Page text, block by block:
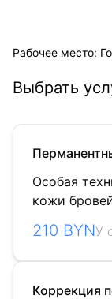
Рабочее место:
Выбрать
Особая
кожи
210 BYNУ
Коррекция